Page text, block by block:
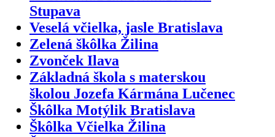
Stupava
Veselá včielka, jasle Bratislava
Zelená škôlka Žilina
Zvonček Ilava
Základná škola s materskou
školou Jozefa Kármána Lučenec
Škôlka Motýlik Bratislava
Škôlka Včielka Žilina